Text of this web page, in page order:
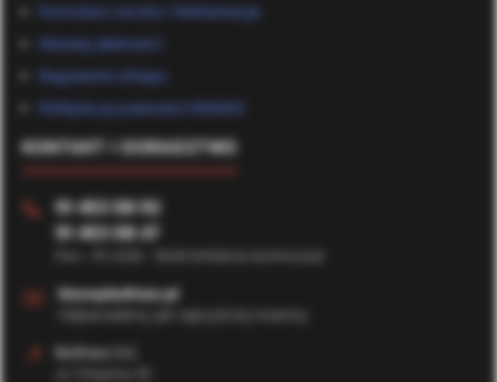
Formularz zwrotu / Reklamacje
Metody płatności
Regulamin sklepu
Polityka prywatności (RODO)
KONTAKT I DORADZTWO
📞 91 453 08 92
91 453 08 47
✉️ biuro@bufmax.pl
Odpowiadamy jak najszybciej możemy
📍
Bufmax S.C.